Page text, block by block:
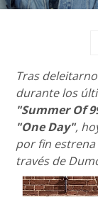
Tras
durante los
"Summer Of
"One Day",
por fin
través de